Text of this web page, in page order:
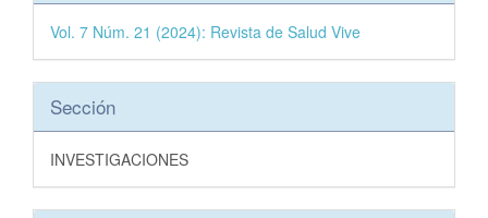
Vol. 7 Núm. 21 (2024): Revista de Salud Vive
Sección
INVESTIGACIONES